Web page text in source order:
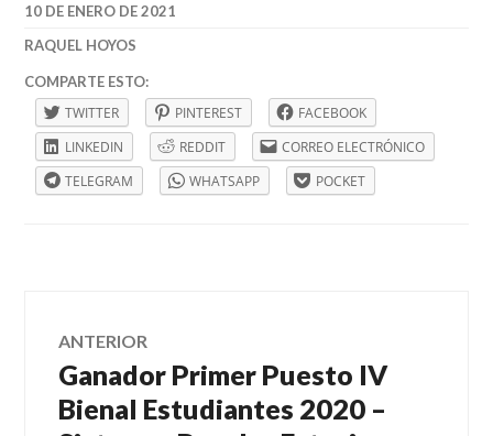
10 DE ENERO DE 2021
RAQUEL HOYOS
ARQUITECTURA
CASA
LAUREL,
CASAS
DE
CAMPO,
COMPARTE ESTO:
TWITTER PINTEREST
FACEBOOK
LINKEDIN
REDDIT
CORREO ELECTRÓNICO
TELEGRAM
WHATSAPP POCKET
Navegación
de
ANTERIOR
Entrada
anterior:
Ganador Primer Puesto IV
Bienal Estudiantes 2020 –